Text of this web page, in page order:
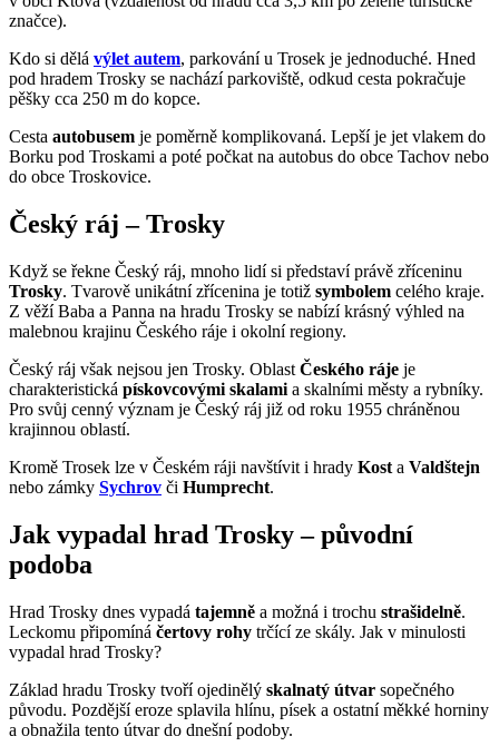
značce).
Kdo si dělá výlet autem, parkování u Trosek je jednoduché. Hned
pod hradem Trosky se nachází parkoviště, odkud cesta pokračuje
pěšky cca 250 m do kopce.
Cesta autobusem je poměrně komplikovaná. Lepší je jet vlakem do
Borku pod Troskami a poté počkat na autobus do obce Tachov nebo
do obce Troskovice.
Český ráj – Trosky
Když se řekne Český ráj, mnoho lidí si představí právě zříceninu
Trosky. Tvarově unikátní zřícenina je totiž symbolem celého kraje.
Z věží Baba a Panna na hradu Trosky se nabízí krásný výhled na
malebnou krajinu Českého ráje i okolní regiony.
Český ráj však nejsou jen Trosky. Oblast Českého ráje je
charakteristická pískovcovými skalami a skalními městy a rybníky.
Pro svůj cenný význam je Český ráj již od roku 1955 chráněnou
krajinnou oblastí.
Kromě Trosek lze v Českém ráji navštívit i hrady Kost a Valdštejn
nebo zámky Sychrov či Humprecht.
Jak vypadal hrad Trosky – původní
podoba
Hrad Trosky dnes vypadá tajemně a možná i trochu strašidelně.
Leckomu připomíná čertovy rohy trčící ze skály. Jak v minulosti
vypadal hrad Trosky?
Základ hradu Trosky tvoří ojedinělý skalnatý útvar sopečného
původu. Pozdější eroze splavila hlínu, písek a ostatní měkké horniny
a obnažila tento útvar do dnešní podoby.